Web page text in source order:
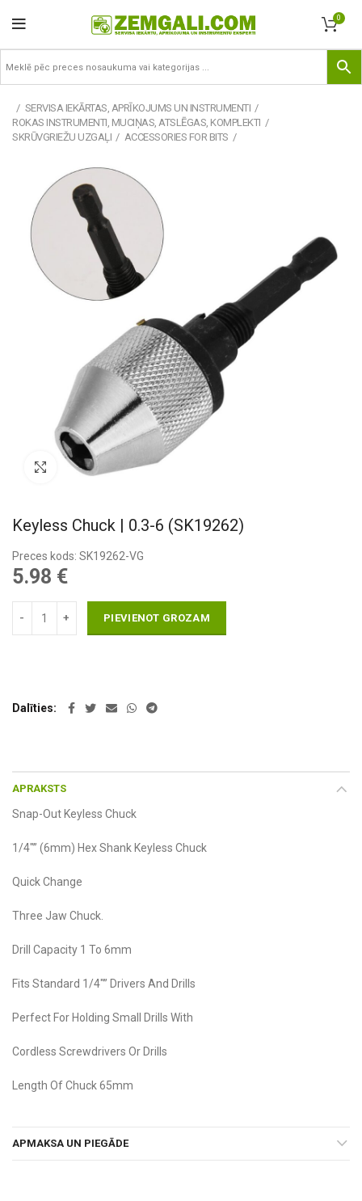
0
SERVISA IEKĀRTAS, APRĪKOJUMS UN INSTRUMENTI
ROKAS INSTRUMENTI, MUCIŅAS, ATSLĒGAS, KOMPLEKTI
SKRŪVGRIEŽU UZGAĻI
ACCESSORIES FOR BITS
Pietuvināt
Keyless Chuck | 0.3-6 (SK19262)
Preces kods: SK19262-VG
5.98 €
PIEVIENOT GROZAM
Dalīties
APRAKSTS
Snap-Out Keyless Chuck
1/4″” (6mm) Hex Shank Keyless Chuck
Quick Change
Three Jaw Chuck.
Drill Capacity 1 To 6mm
Fits Standard 1/4″” Drivers And Drills
Perfect For Holding Small Drills With
Cordless Screwdrivers Or Drills
Length Of Chuck 65mm
APMAKSA UN PIEGĀDE